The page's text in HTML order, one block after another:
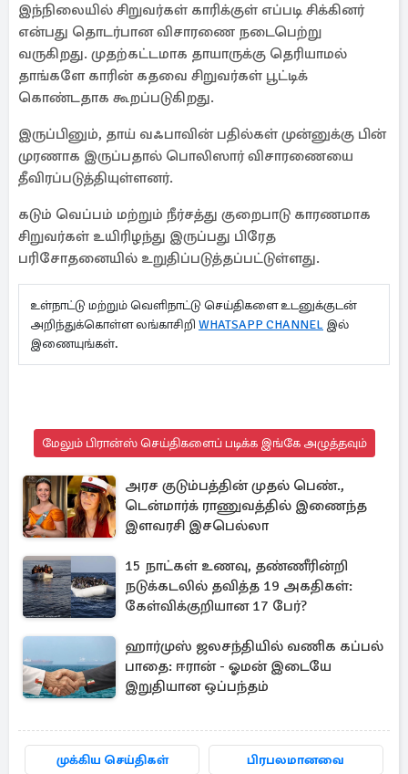
இந்நிலையில் சிறுவர்கள் காரிக்குள் எப்படி சிக்கினர்
என்பது தொடர்பான விசாரணை நடைபெற்று
வருகிறது. முதற்கட்டமாக தாயாருக்கு தெரியாமல்
தாங்களே காரின் கதவை சிறுவர்கள் பூட்டிக்
கொண்டதாக கூறப்படுகிறது.
இருப்பினும், தாய் வஃபாவின் பதில்கள் முன்னுக்கு பின்
முரணாக இருப்பதால் பொலிஸார் விசாரணையை
தீவிரப்படுத்தியுள்ளனர்.
கடும் வெப்பம் மற்றும் நீர்சத்து குறைபாடு காரணமாக
சிறுவர்கள் உயிரிழந்து இருப்பது பிரேத
பரிசோதனையில் உறுதிப்படுத்தப்பட்டுள்ளது.
உள்நாட்டு மற்றும் வெளிநாட்டு செய்திகளை உடனுக்குடன்
அறிந்துக்கொள்ள லங்காசிறி WHATSAPP CHANNEL இல்
இணையுங்கள்.
மேலும் பிரான்ஸ் செய்திகளைப் படிக்க இங்கே அழுத்தவும்
அரச குடும்பத்தின் முதல் பெண்.,
டென்மார்க் ராணுவத்தில் இணைந்த
இளவரசி இசபெல்லா
15 நாட்கள் உணவு, தண்ணீரின்றி
நடுக்கடலில் தவித்த 19 அகதிகள்:
கேள்விக்குறியான 17 பேர்?
ஹார்முஸ் ஜலசந்தியில் வணிக கப்பல்
பாதை: ஈரான் - ஓமன் இடையே
இறுதியான ஒப்பந்தம்
முக்கிய செய்திகள் பிரபலமானவை